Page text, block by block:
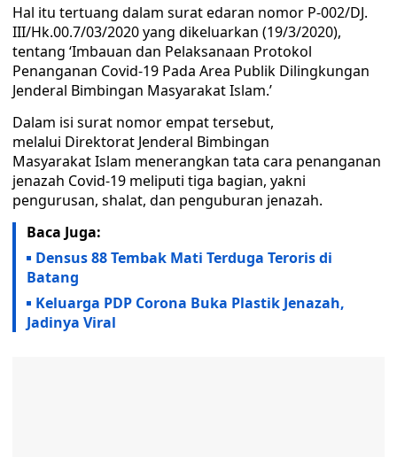
Hal itu tertuang dalam surat edaran nomor P-002/DJ.
III/Hk.00.7/03/2020 yang dikeluarkan (19/3/2020),
tentang ‘Imbauan dan Pelaksanaan Protokol
Penanganan Covid-19 Pada Area Publik Dilingkungan
Jenderal Bimbingan Masyarakat Islam.’
Dalam isi surat nomor empat tersebut,
melalui Direktorat Jenderal Bimbingan
Masyarakat Islam menerangkan tata cara penanganan
jenazah Covid-19 meliputi tiga bagian, yakni
pengurusan, shalat, dan penguburan jenazah.
Baca Juga:
Densus 88 Tembak Mati Terduga Teroris di
Batang
Keluarga PDP Corona Buka Plastik Jenazah,
Jadinya Viral